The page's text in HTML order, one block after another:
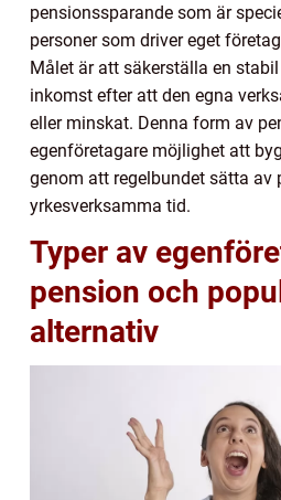
pensionssparande som är
personer som driver eget
Målet är att säkerställa en
inkomst efter att den egna
eller minskat. Denna form av
egenföretagare möjlighet att
genom att regelbundet sätta av
yrkesverksamma tid.
Typer av
pension och
alternativ